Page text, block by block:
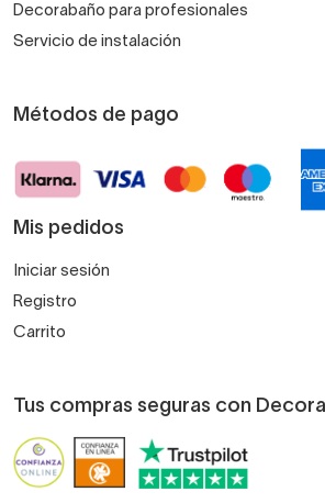
Decorabaño para profesionales
Servicio de instalación
Métodos de pago
Mis pedidos
Iniciar sesión
Registro
Carrito
Tus compras seguras con